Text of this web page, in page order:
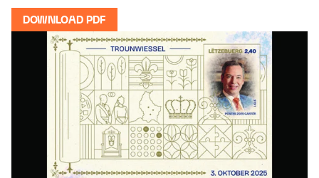
DOWNLOAD PDF